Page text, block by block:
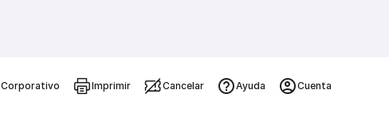
Corporativo Imprimir Cancelar Ayuda Cuenta